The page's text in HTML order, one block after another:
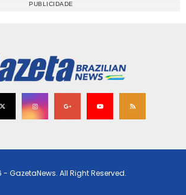
- GazetaNews. All Right Reserved.